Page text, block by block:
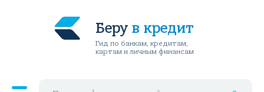
Беру в кредит
Гид по банкам, кредитам,
картам и личным финансам